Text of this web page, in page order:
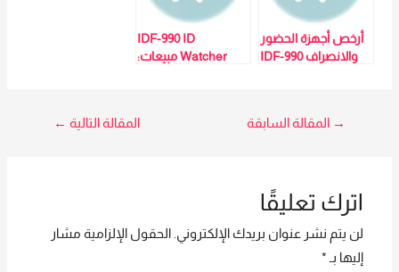
أرخص أجهزة الحضور
والانصراف IDF-990
IDF-990 ID
Watcher مبيعات:
تصفّح
→ المقالة السابقة المقالة التالية ←
اترك تعليقًا
لن يتم نشر عنوان بريدك الإلكتروني. الحقول الإلزامية مشار
إليها بـ *